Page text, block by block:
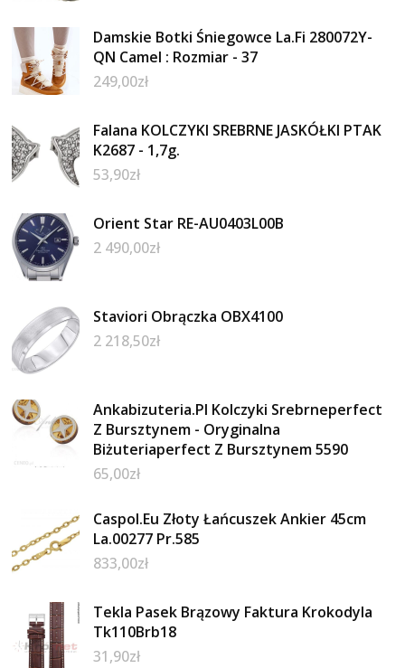
Damskie Botki Śniegowce La.Fi 280072Y-
QN Camel : Rozmiar - 37
249,00zł
Falana KOLCZYKI SREBRNE JASKÓŁKI PTAK
K2687 - 1,7g.
53,90zł
Orient Star RE-AU0403L00B
2 490,00zł
Staviori Obrączka OBX4100
2 218,50zł
Ankabizuteria.Pl Kolczyki Srebrneperfect
Z Bursztynem - Oryginalna
Biżuteriaperfect Z Bursztynem 5590
65,00zł
Caspol.Eu Złoty Łańcuszek Ankier 45cm
La.00277 Pr.585
833,00zł
Tekla Pasek Brązowy Faktura Krokodyla
Tk110Brb18
31,90zł